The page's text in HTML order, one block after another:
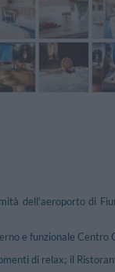
dell'aeroporto di
e funzionale
di relax; il